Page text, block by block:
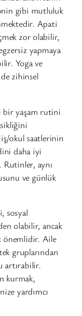
gibi mutluluk
Apati
zor olabilir,
yapmaya
Yoga ve
zihinsel
bir yaşam rutini
okul saatlerinin
daha iyi
Rutinler, aynı
ve günlük
sosyal
olabilir, ancak
önemlidir. Aile
gruplarından
artırabilir.
kurmak,
yardımcı